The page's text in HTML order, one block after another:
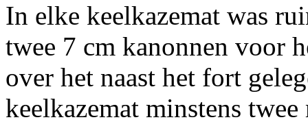
In elke keelkazemat was
twee 7 cm kanonnen voor
over het naast het fort
keelkazemat minstens